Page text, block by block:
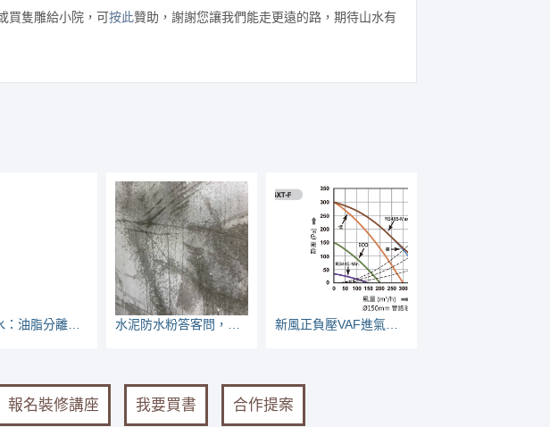
買隻雕給小院，可按此贊助，謝謝您讓我們能走更遠的路，期待山水有
廚房排水：油脂分離器常見問題
報名裝修講座 我要買書 合作提案